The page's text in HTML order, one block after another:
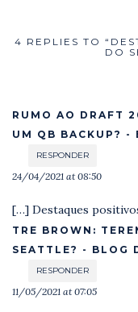
4 REPLIES TO
DO
RUMO AO DRAFT
UM QB BACKUP? -
RESPONDER
24/04/2021 at 08:50
[…] Destaques
TRE BROWN:
SEATTLE? - BLOG
RESPONDER
11/05/2021 at 07:05